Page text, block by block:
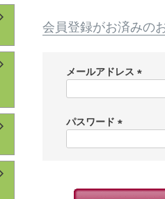
会員登録がお済みの
メールアドレス
)
パスワード